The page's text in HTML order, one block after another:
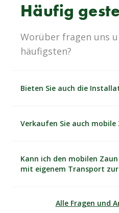
Häufig
Worüber fragen uns
häufigsten?
Bieten Sie auch die
Verkaufen Sie auch mobile
Kann ich den mobilen
mit eigenem Transport
Alle Fragen und